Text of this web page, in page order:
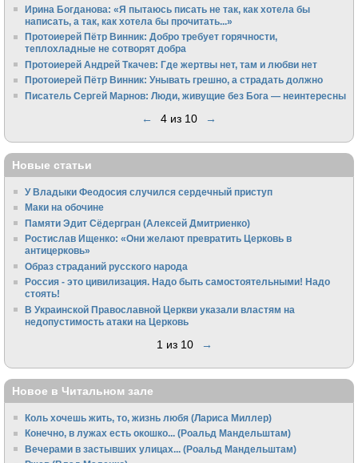
Ирина Богданова: «Я пытаюсь писать не так, как хотела бы
написать, а так, как хотела бы прочитать...»
Протоиерей Пётр Винник: Добро требует горячности,
теплохладные не сотворят добра
Протоиерей Андрей Ткачев: Где жертвы нет, там и любви нет
Протоиерей Пётр Винник: Унывать грешно, а страдать должно
Писатель Сергей Марнов: Люди, живущие без Бога — неинтересны
← 4 из 10 →
Новые статьи
У Владыки Феодосия случился сердечный приступ
Маки на обочине
Памяти Эдит Сёдергран (Алексей Дмитриенко)
Ростислав Ищенко: «Они желают превратить Церковь в
антицерковь»
Образ страданий русского народа
Россия - это цивилизация. Надо быть самостоятельными! Надо
стоять!
В Украинской Православной Церкви указали властям на
недопустимость атаки на Церковь
1 из 10 →
Новое в Читальном зале
Коль хочешь жить, то, жизнь любя (Лариса Миллер)
Конечно, в лужах есть окошко... (Роальд Мандельштам)
Вечерами в застывших улицах... (Роальд Мандельштам)